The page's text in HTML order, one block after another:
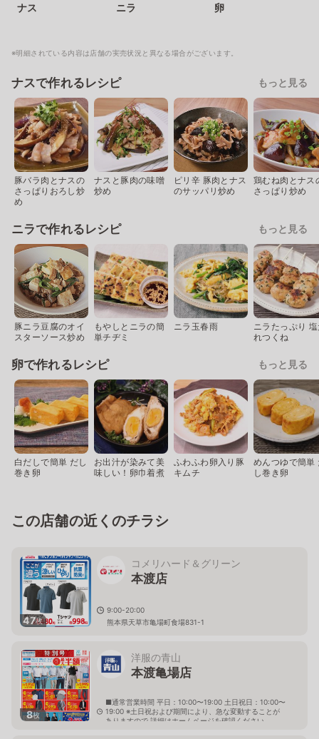
ナス ニラ 卵
※明細されている内容は店舗の実売状況と異なる場合がございます。
ナスで作れるレシピ もっと見る
豚バラ肉とナスの
さっぱりおろし炒
め
ナスと豚肉の味噌
炒め
ピリ辛 豚肉とナス
のサッパリ炒め
鶏むね肉とナス
さっぱり炒め
ニラで作れるレシピ もっと見る
豚ニラ豆腐のオイ
スターソース炒め
もやしとニラの簡
単チヂミ
ニラ玉春雨
ニラたっぷり
れつくね
卵で作れるレシピ もっと見る
白だしで簡単 だし
巻き卵
お出汁が染みて美
味しい！卵巾着煮
ふわふわ卵入り豚
キムチ
めんつゆで簡単
し巻き卵
この店舗の近くのチラシ
47枚
コメリハード＆グリーン
本渡店
9:00-20:00
熊本県天草市亀場町食場831-1
8枚
洋服の青山
本渡亀場店
■通常営業時間 平日：10:00〜19:00 土日祝日：10:00〜
19:00 ※土日祝および期間により、急な変動することが
ありますので 詳細はホームページを確認ください